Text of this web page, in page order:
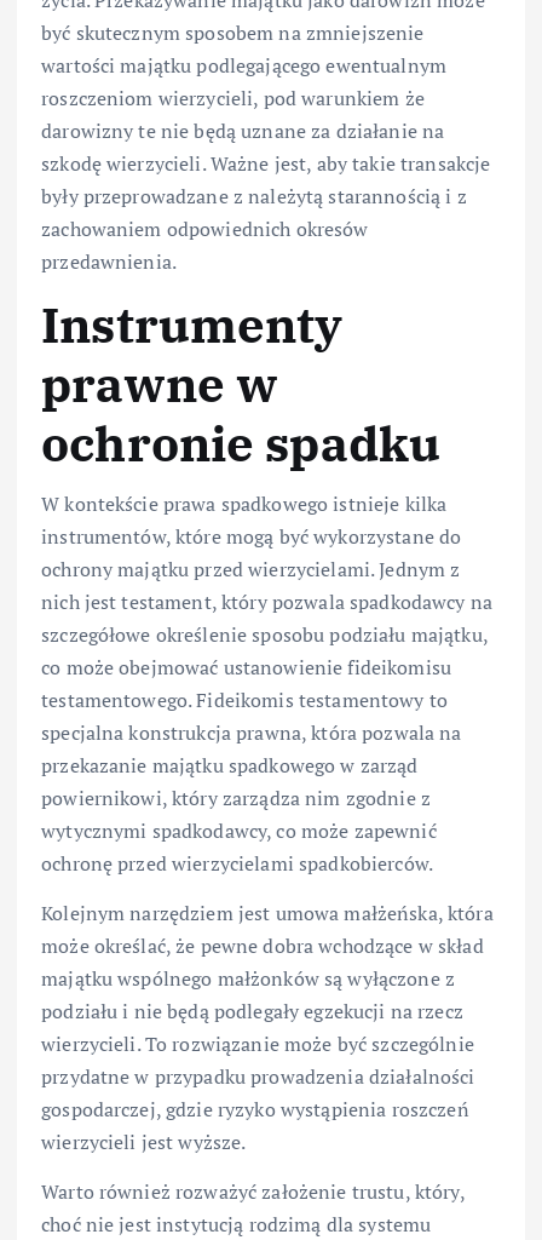
być skutecznym sposobem na zmniejszenie
wartości majątku podlegającego ewentualnym
roszczeniom wierzycieli, pod warunkiem że
darowizny te nie będą uznane za działanie na
szkodę wierzycieli. Ważne jest, aby takie transakcje
były przeprowadzane z należytą starannością i z
zachowaniem odpowiednich okresów
przedawnienia.
Instrumenty
prawne w
ochronie spadku
W kontekście prawa spadkowego istnieje kilka
instrumentów, które mogą być wykorzystane do
ochrony majątku przed wierzycielami. Jednym z
nich jest testament, który pozwala spadkodawcy na
szczegółowe określenie sposobu podziału majątku,
co może obejmować ustanowienie fideikomisu
testamentowego. Fideikomis testamentowy to
specjalna konstrukcja prawna, która pozwala na
przekazanie majątku spadkowego w zarząd
powiernikowi, który zarządza nim zgodnie z
wytycznymi spadkodawcy, co może zapewnić
ochronę przed wierzycielami spadkobierców.
Kolejnym narzędziem jest umowa małżeńska, która
może określać, że pewne dobra wchodzące w skład
majątku wspólnego małżonków są wyłączone z
podziału i nie będą podlegały egzekucji na rzecz
wierzycieli. To rozwiązanie może być szczególnie
przydatne w przypadku prowadzenia działalności
gospodarczej, gdzie ryzyko wystąpienia roszczeń
wierzycieli jest wyższe.
Warto również rozważyć założenie trustu, który,
choć nie jest instytucją rodzimą dla systemu